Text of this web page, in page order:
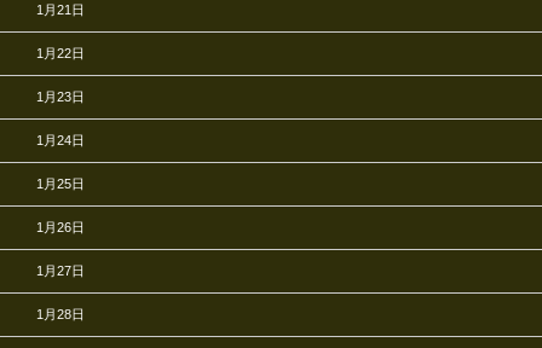
1月21日
1月22日
1月23日
1月24日
1月25日
1月26日
1月27日
1月28日